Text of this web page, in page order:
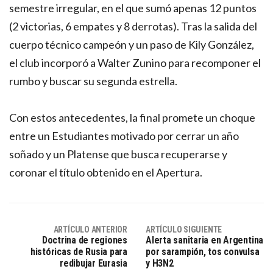
semestre irregular, en el que sumó apenas 12 puntos
(2 victorias, 6 empates y 8 derrotas). Tras la salida del
cuerpo técnico campeón y un paso de Kily González,
el club incorporó a Walter Zunino para recomponer el
rumbo y buscar su segunda estrella.
Con estos antecedentes, la final promete un choque
entre un Estudiantes motivado por cerrar un año
soñado y un Platense que busca recuperarse y
coronar el título obtenido en el Apertura.
ARTÍCULO ANTERIOR
Doctrina de regiones
históricas de Rusia para
redibujar Eurasia
ARTÍCULO SIGUIENTE
Alerta sanitaria en Argentina
por sarampión, tos convulsa
y H3N2